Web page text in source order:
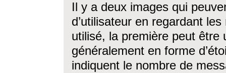
Il y a deux images qui
d’utilisateur en regardant
utilisé, la première peut être
généralement en forme
indiquent le nombre de